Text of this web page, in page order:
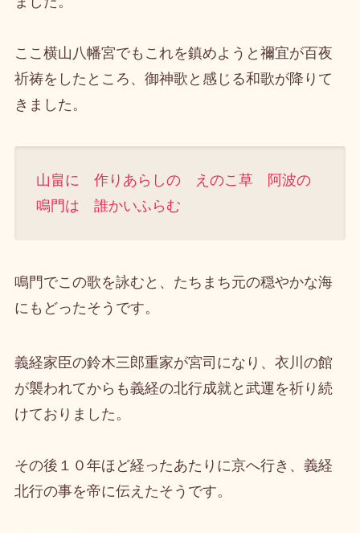
ここ横山八幡宮でもこれを鎮めようと禰宜が百夜
祈祷をしたところ、御神歌と感じる和歌が降りて
きました。
山畠に 作りあらしの えのこ草 阿波の
鳴門は 誰かいふらむ
鳴門でこの歌を詠むと、たちまち元の穏やかな海
にもどったそうです。
義経家臣の鈴木三郎重家が宮司になり、衣川の館
が襲われてからも義経の北行成就と武運を祈り続
けておりました。
その後１０年ほど経ったあたりに京へ行き、義経
北行の事を帝に伝えたそうです。